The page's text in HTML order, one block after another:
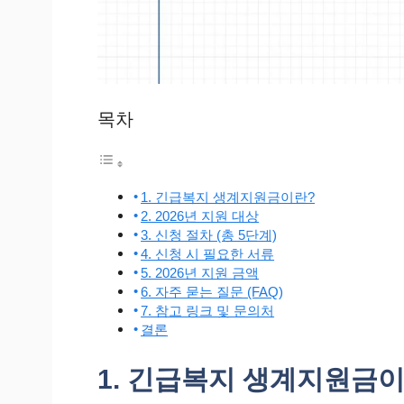
목차
1. 긴급복지 생계지원금이란?
2. 2026년 지원 대상
3. 신청 절차 (총 5단계)
4. 신청 시 필요한 서류
5. 2026년 지원 금액
6. 자주 묻는 질문 (FAQ)
7. 참고 링크 및 문의처
결론
1. 긴급복지 생계지원금